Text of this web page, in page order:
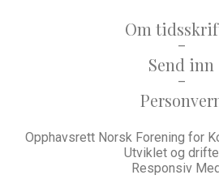
Om
–
Send inn
–
Opphavsrett Norsk Forening for
Utviklet og
Responsiv